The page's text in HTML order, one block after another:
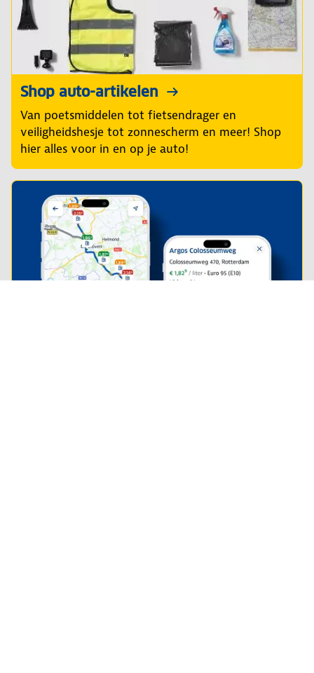
Shop auto-artikelen
Van poetsmiddelen tot fietsendrager en
veiligheidshesje tot zonnescherm en meer! Shop
hier alles voor in en op je auto!